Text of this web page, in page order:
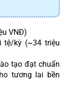
VNĐ)
tệ/kỳ (~34 triệu
tạo đạt chuẩn
tương lai bền